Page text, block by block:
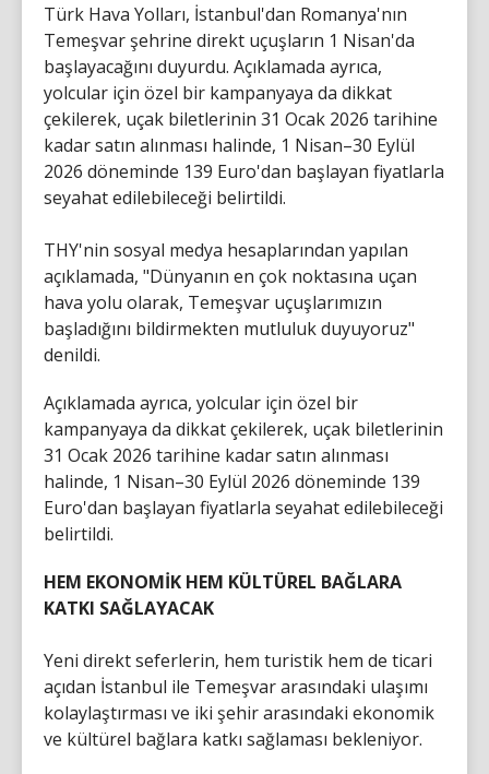
Türk Hava Yolları, İstanbul'dan Romanya'nın
Temeşvar şehrine direkt uçuşların 1 Nisan'da
başlayacağını duyurdu. Açıklamada ayrıca,
yolcular için özel bir kampanyaya da dikkat
çekilerek, uçak biletlerinin 31 Ocak 2026 tarihine
kadar satın alınması halinde, 1 Nisan–30 Eylül
2026 döneminde 139 Euro'dan başlayan fiyatlarla
seyahat edilebileceği belirtildi.
THY'nin sosyal medya hesaplarından yapılan
açıklamada, "Dünyanın en çok noktasına uçan
hava yolu olarak, Temeşvar uçuşlarımızın
başladığını bildirmekten mutluluk duyuyoruz"
denildi.
Açıklamada ayrıca, yolcular için özel bir
kampanyaya da dikkat çekilerek, uçak biletlerinin
31 Ocak 2026 tarihine kadar satın alınması
halinde, 1 Nisan–30 Eylül 2026 döneminde 139
Euro'dan başlayan fiyatlarla seyahat edilebileceği
belirtildi.
HEM EKONOMİK HEM KÜLTÜREL BAĞLARA
KATKI SAĞLAYACAK
Yeni direkt seferlerin, hem turistik hem de ticari
açıdan İstanbul ile Temeşvar arasındaki ulaşımı
kolaylaştırması ve iki şehir arasındaki ekonomik
ve kültürel bağlara katkı sağlaması bekleniyor.